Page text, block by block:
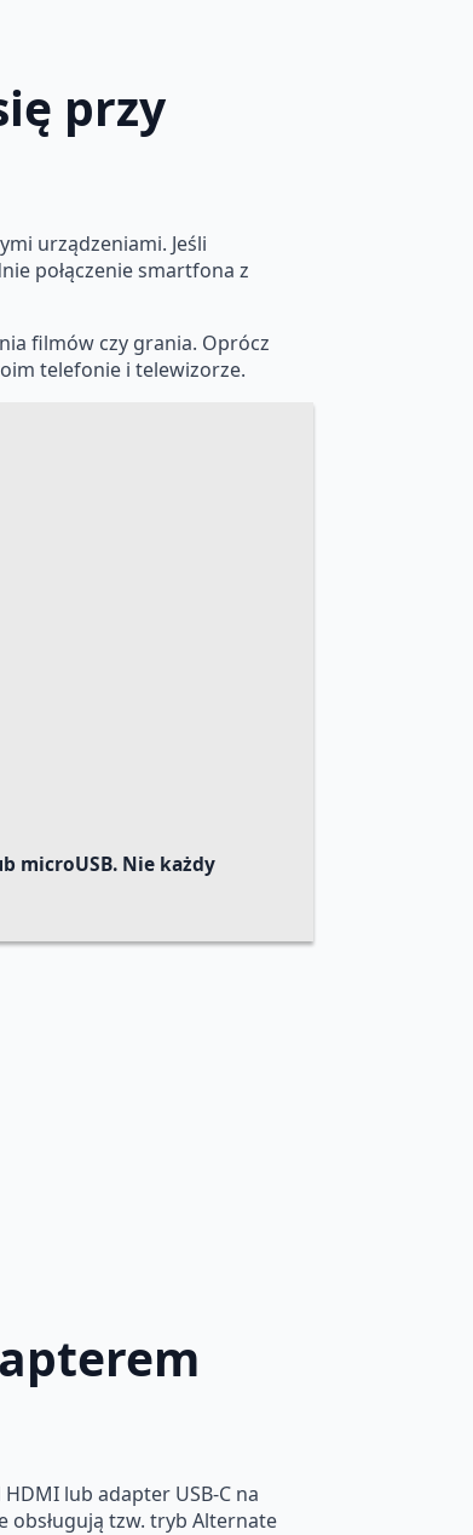
przy
urządzeniami. Jeśli
połączenie smartfona z
filmów czy grania. Oprócz
telefonie i telewizorze.
microUSB. Nie każdy
lub adapter USB-C na
obsługują tzw. tryb Alternate